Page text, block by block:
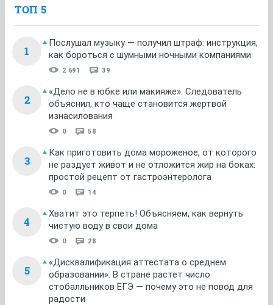
ТОП 5
1
Послушал музыку — получил штраф: инструкция,
как бороться с шумными ночными компаниями
2 691 39
2
«Дело не в юбке или макияже». Следователь
объяснил, кто чаще становится жертвой
изнасилования
0 58
3
Как приготовить дома мороженое, от которого
не раздует живот и не отложится жир на боках:
простой рецепт от гастроэнтеролога
0 14
4
Хватит это терпеть! Объясняем, как вернуть
чистую воду в свои дома
0 28
5
«Дисквалификация аттестата о среднем
образовании». В стране растет число
стобалльников ЕГЭ — почему это не повод для
радости